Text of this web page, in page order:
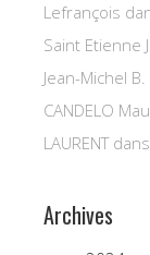
Lefrançois
Saint Etienne
Jean-Michel B.
CANDELO
LAURENTdans
Archives